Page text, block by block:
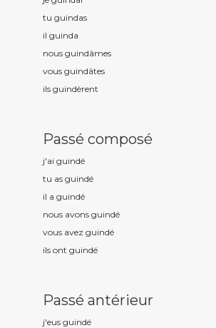
tu guindas
il guinda
nous guindâmes
vous guindâtes
ils guindèrent
Passé composé
j'ai guindé
tu as guindé
il a guindé
nous avons guindé
vous avez guindé
ils ont guindé
Passé antérieur
j'eus guindé